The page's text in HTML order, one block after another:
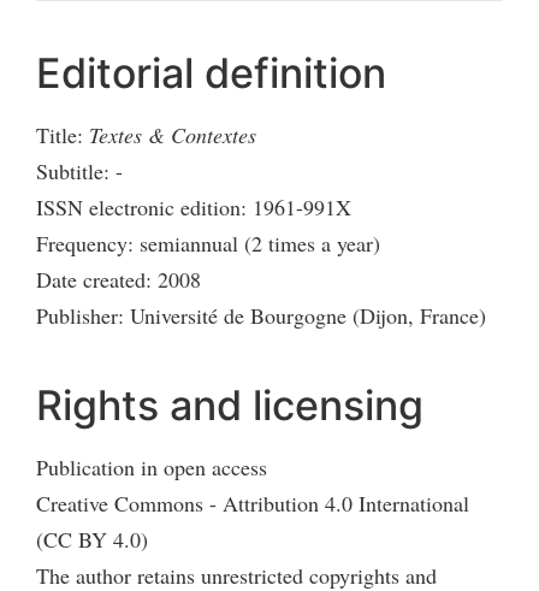
Editorial definition
Title: Textes & Contextes
Subtitle: -
ISSN electronic edition: 1961-991X
Frequency: semiannual (2 times a year)
Date created: 2008
Publisher: Université de Bourgogne (Dijon, France)
Rights and licensing
Publication in open access
Creative Commons - Attribution 4.0 International
(CC BY 4.0)
The author retains unrestricted copyrights and